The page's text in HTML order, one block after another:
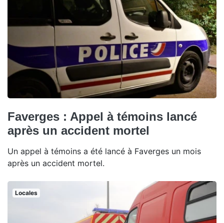
Faverges : Appel à témoins lancé
après un accident mortel
Un appel à témoins a été lancé à Faverges un mois
après un accident mortel.
Locales